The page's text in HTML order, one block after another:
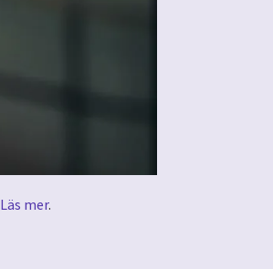
Läs mer.